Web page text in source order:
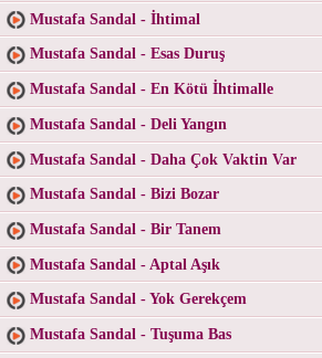
Mustafa Sandal - İhtimal
Mustafa Sandal - Esas Duruş
Mustafa Sandal - En Kötü İhtimalle
Mustafa Sandal - Deli Yangın
Mustafa Sandal - Daha Çok Vaktin Var
Mustafa Sandal - Bizi Bozar
Mustafa Sandal - Bir Tanem
Mustafa Sandal - Aptal Aşık
Mustafa Sandal - Yok Gerekçem
Mustafa Sandal - Tuşuma Bas